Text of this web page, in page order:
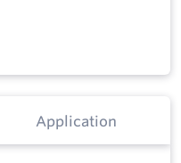
Application